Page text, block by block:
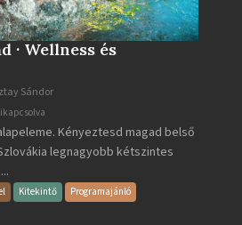
· Wellness és
Sándor
Kényeztesd magad belső
legnagyobb kétszintes
Kitekintő
Programajánló